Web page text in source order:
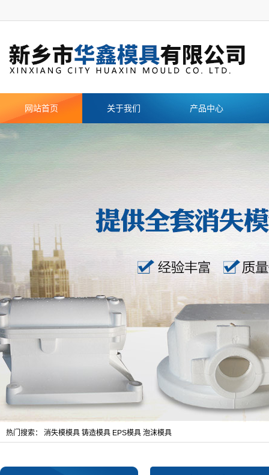
网站首页 关于我们 产品中心
热门搜索： 消失模模具 铸造模具 EPS模具 泡沫模具